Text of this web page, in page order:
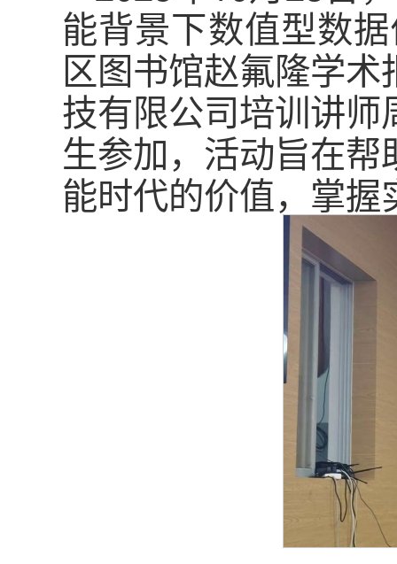
能背景下数值型数
区图书馆赵氟隆学
技有限公司培训讲
生参加，活动旨在
能时代的价值，掌